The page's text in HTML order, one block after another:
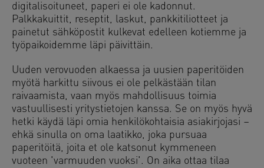
digitalisoituneet, paperi ei ole kadonnut.
Palkkakuittit, reseptit, laskut, pankkitiliotteet ja
painetut sähköpostit kulkevat edelleen kotiemme ja
työpaikoidemme läpi päivittäin.
Uuden verovuoden alkaessa ja uusien paperitöiden
myötä harkittu siivous ei ole pelkästään tilan
raivaamista, vaan myös mahdollisuus toimia
vastuullisesti yritystietojen kanssa. Se on myös hyvä
hetki käydä läpi omia henkilökohtaisia asiakirjojasi –
ehkä sinulla on oma laatikko, joka pursuaa
paperitöitä, joita et ole katsonut kymmeneen
vuoteen 'varmuuden vuoksi'. On aika ottaa tilaa